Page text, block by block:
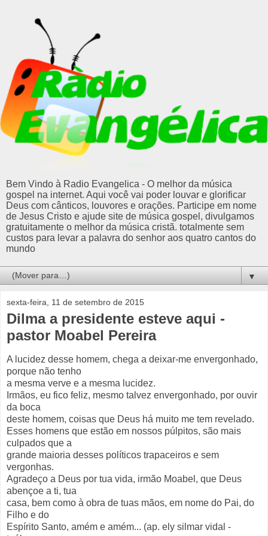
Bem Vindo à Radio Evangelica - O melhor da música
gospel na internet. Aqui você vai poder louvar e glorificar
Deus com cânticos, louvores e orações. Participe em nome
de Jesus Cristo e ajude site de música gospel, divulgamos
gratuitamente o melhor da música cristã. totalmente sem
custos para levar a palavra do senhor aos quatro cantos do
mundo
▼
sexta-feira, 11 de setembro de 2015
Dilma a presidente esteve aqui -
pastor Moabel Pereira
A lucidez desse homem, chega a deixar-me envergonhado,
porque não tenho
a mesma verve e a mesma lucidez.
Irmãos, eu fico feliz, mesmo talvez envergonhado, por ouvir
da boca
deste homem, coisas que Deus há muito me tem revelado.
Esses homens que estão em nossos púlpitos, são mais
culpados que a
grande maioria desses políticos trapaceiros e sem
vergonhas.
Agradeço a Deus por tua vida, irmão Moabel, que Deus
abençoe a ti, tua
casa, bem como à obra de tuas mãos, em nome do Pai, do
Filho e do
Espírito Santo, amém e amém... (ap. ely silmar vidal -